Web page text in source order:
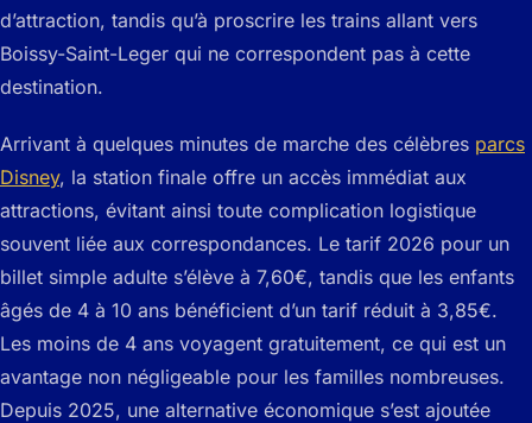
d’attraction, tandis qu’à proscrire les trains allant vers
Boissy-Saint-Leger qui ne correspondent pas à cette
destination.
Arrivant à quelques minutes de marche des célèbres parcs
Disney, la station finale offre un accès immédiat aux
attractions, évitant ainsi toute complication logistique
souvent liée aux correspondances. Le tarif 2026 pour un
billet simple adulte s’élève à 7,60€, tandis que les enfants
âgés de 4 à 10 ans bénéficient d’un tarif réduit à 3,85€.
Les moins de 4 ans voyagent gratuitement, ce qui est un
avantage non négligeable pour les familles nombreuses.
Depuis 2025, une alternative économique s’est ajoutée